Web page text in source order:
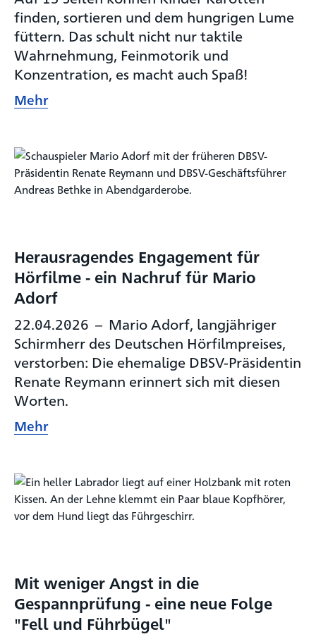
finden, sortieren und dem hungrigen Lume
füttern. Das schult nicht nur taktile
Wahrnehmung, Feinmotorik und
Konzentration, es macht auch Spaß!
Mehr
Herausragendes Engagement für
Hörfilme - ein Nachruf für Mario
Adorf
22.04.2026 – Mario Adorf, langjähriger
Schirmherr des Deutschen Hörfilmpreises,
verstorben: Die ehemalige DBSV-Präsidentin
Renate Reymann erinnert sich mit diesen
Worten.
Mehr
Mit weniger Angst in die
Gespannprüfung - eine neue Folge
"Fell und Führbügel"